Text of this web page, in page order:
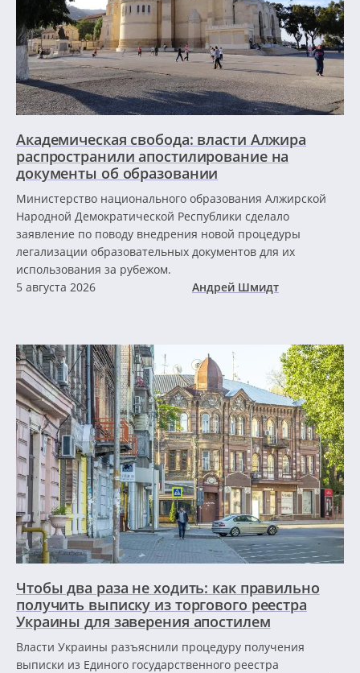
Академическая свобода: власти Алжира
распространили апостилирование на
документы об образовании
Министерство национального образования Алжирской
Народной Демократической Республики сделало
заявление по поводу внедрения новой процедуры
легализации образовательных документов для их
использования за рубежом.
5 августа 2026
Андрей Шмидт
Чтобы два раза не ходить: как правильно
получить выписку из торгового реестра
Украины для заверения апостилем
Власти Украины разъяснили процедуру получения
выписки из Единого государственного реестра